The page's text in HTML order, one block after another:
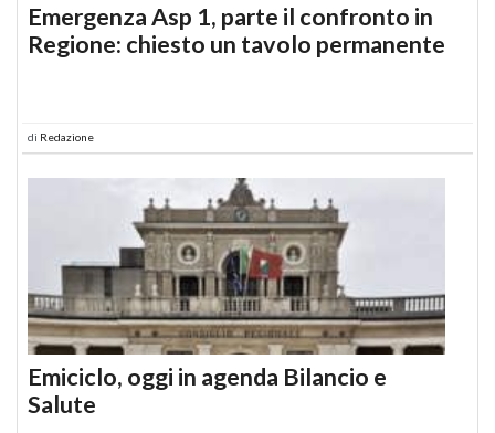
Emergenza Asp 1, parte il confronto in
Regione: chiesto un tavolo permanente
di Redazione
Emiciclo, oggi in agenda Bilancio e
Salute